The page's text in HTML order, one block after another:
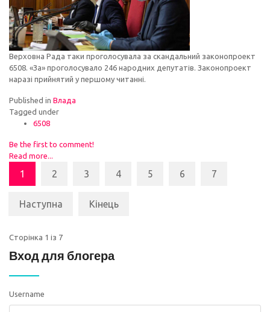
Верховна Рада таки проголосувала за скандальний законопроект
6508. «За» проголосувало 246 народних депутатів. Законопроект
наразі прийнятий у першому читанні.
Published in Влада
Tagged under
6508
Be the first to comment!
Read more...
1 2 3 4 5 6 7
Наступна Кінець
Сторінка 1 із 7
Вход для блогера
Username